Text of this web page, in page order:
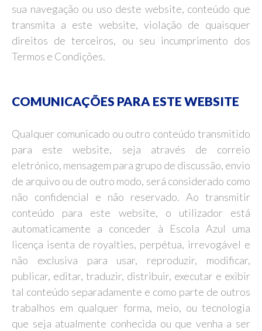
sua navegação ou uso deste website, conteúdo que
transmita a este website, violação de quaisquer
direitos de terceiros, ou seu incumprimento dos
Termos e Condições.
COMUNICAÇÕES PARA ESTE WEBSITE
Qualquer comunicado ou outro conteúdo transmitido
para este website, seja através de correio
eletrónico, mensagem para grupo de discussão, envio
de arquivo ou de outro modo, será considerado como
não confidencial e não reservado. Ao transmitir
conteúdo para este website, o utilizador está
automaticamente a conceder à Escola Azul uma
licença isenta de royalties, perpétua, irrevogável e
não exclusiva para usar, reproduzir, modificar,
publicar, editar, traduzir, distribuir, executar e exibir
tal conteúdo separadamente e como parte de outros
trabalhos em qualquer forma, meio, ou tecnologia
que seja atualmente conhecida ou que venha a ser